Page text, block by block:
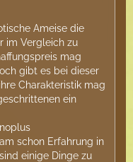
Ameise die
im Vergleich zu
mag
gibt es bei dieser
Charakteristik mag
ein
schon Erfahrung in
einige Dinge zu